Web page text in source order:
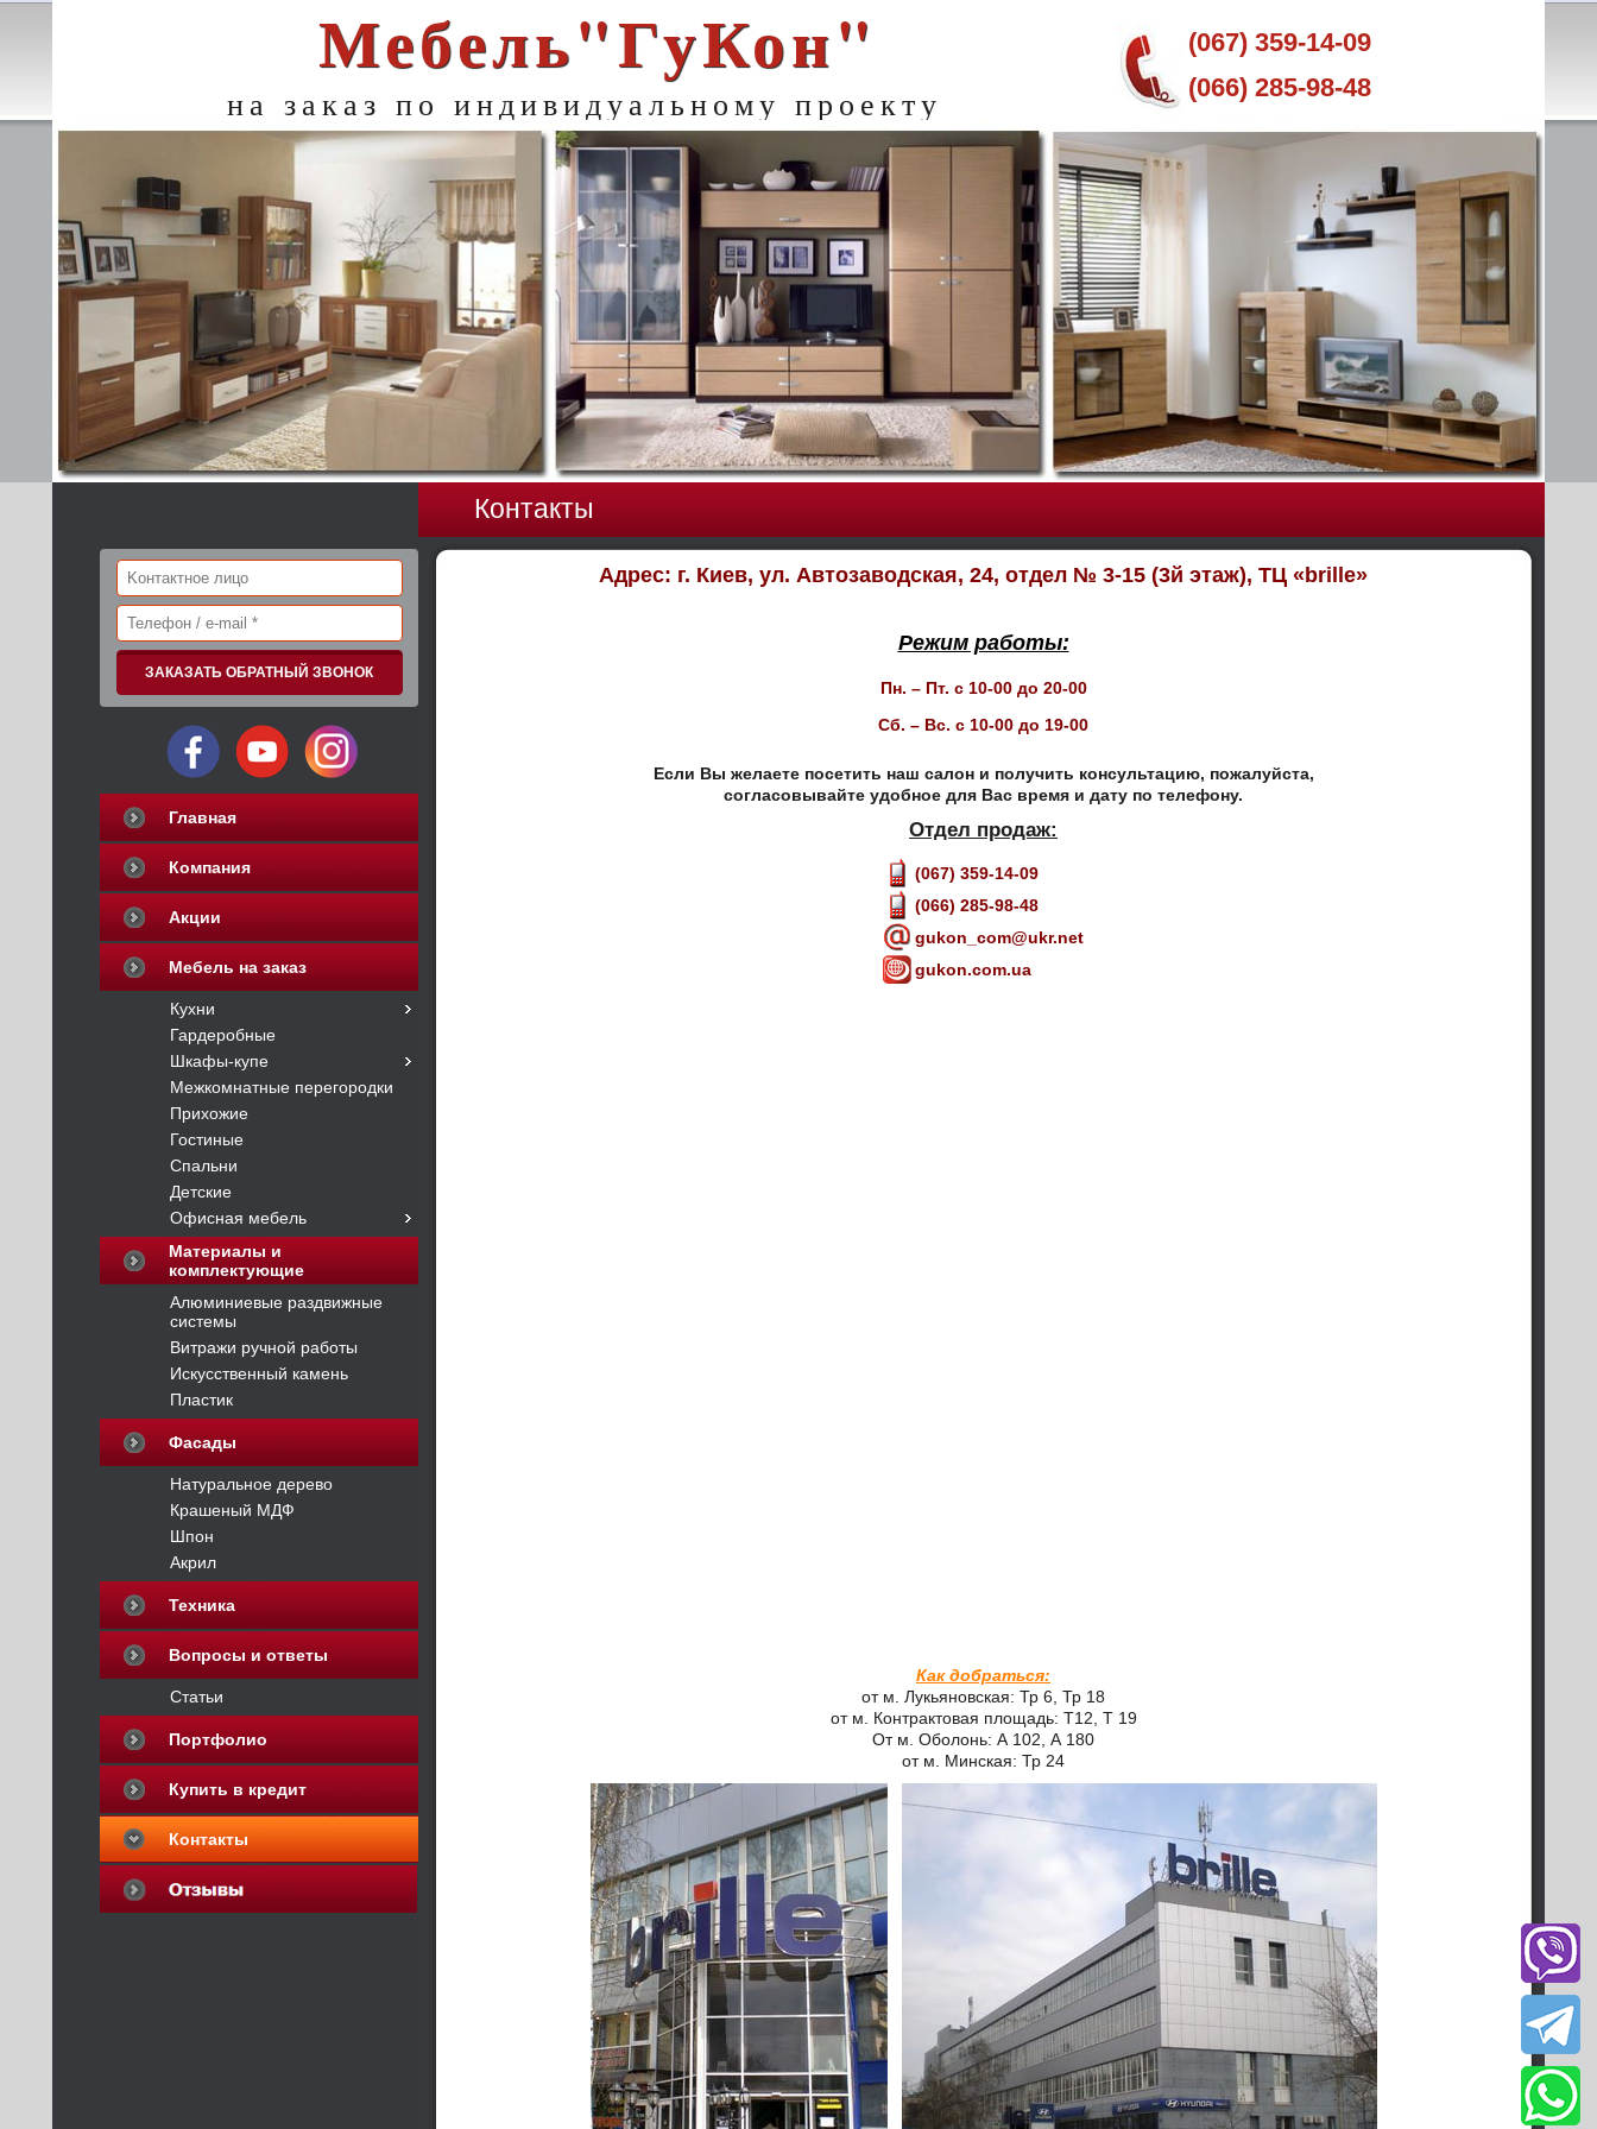
Мебель"ГуКон"
на заказ по индивидуальному проекту
(067) 359-14-09
(066) 285-98-48
Контакты
Главная
Компания
Акции
Мебель на заказ
Кухни
Гардеробные
Шкафы-купе
Межкомнатные перегородки
Прихожие
Гостиные
Спальни
Детские
Офисная мебель
Материалы и
комплектующие
Алюминиевые раздвижные
системы
Витражи ручной работы
Искусственный камень
Пластик
Фасады
Натуральное дерево
Крашеный МДФ
Шпон
Акрил
Техника
Вопросы и ответы
Статьи
Портфолио
Купить в кредит
Контакты
Адрес: г. Киев, ул. Автозаводская, 24, отдел № 3-15 (3й этаж), ТЦ «brille»
Режим работы:
Пн. – Пт. с 10-00 до 20-00
Сб. – Вс. с 10-00 до 19-00
Если Вы желаете посетить наш салон и получить консультацию, пожалуйста,
согласовывайте удобное для Вас время и дату по телефону.
Отдел продаж:
(067) 359-14-09
(066) 285-98-48
gukon_com@ukr.net
gukon.com.ua
Как добраться:
от м. Лукьяновская: Тр 6, Тр 18
от м. Контрактовая площадь: Т12, Т 19
От м. Оболонь: А 102, А 180
от м. Минская: Тр 24